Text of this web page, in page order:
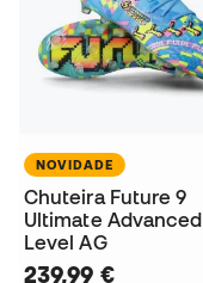
NOVIDADE
Chuteira Future 9
Ultimate Advanced
Level AG
239,99 €